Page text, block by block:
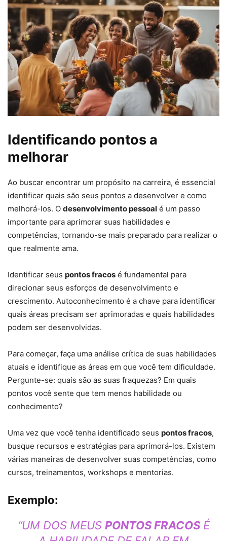
Identificando pontos a
melhorar
Ao buscar encontrar um propósito na carreira, é essencial
identificar quais são seus pontos a desenvolver e como
melhorá-los. O desenvolvimento pessoal é um passo
importante para aprimorar suas habilidades e
competências, tornando-se mais preparado para realizar o
que realmente ama.
Identificar seus pontos fracos é fundamental para
direcionar seus esforços de desenvolvimento e
crescimento. Autoconhecimento é a chave para identificar
quais áreas precisam ser aprimoradas e quais habilidades
podem ser desenvolvidas.
Para começar, faça uma análise crítica de suas habilidades
atuais e identifique as áreas em que você tem dificuldade.
Pergunte-se: quais são as suas fraquezas? Em quais
pontos você sente que tem menos habilidade ou
conhecimento?
Uma vez que você tenha identificado seus pontos fracos,
busque recursos e estratégias para aprimorá-los. Existem
várias maneiras de desenvolver suas competências, como
cursos, treinamentos, workshops e mentorias.
Exemplo:
“UM DOS MEUS PONTOS FRACOSÉ